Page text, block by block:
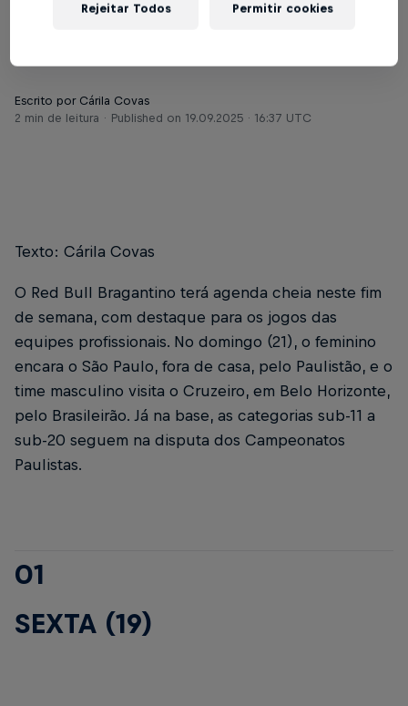
Escrito por Cárila Covas
2 min de leitura
Published on 19.09.2025 · 16:37 UTC
Texto: Cárila Covas
O Red Bull Bragantino terá agenda cheia neste fim
de semana, com destaque para os jogos das
equipes profissionais. No domingo (21), o feminino
encara o São Paulo, fora de casa, pelo Paulistão, e o
time masculino visita o Cruzeiro, em Belo Horizonte,
pelo Brasileirão. Já na base, as categorias sub-11 a
sub-20 seguem na disputa dos Campeonatos
Paulistas.
01
SEXTA (19)
Rejeitar Todos Permitir cookies